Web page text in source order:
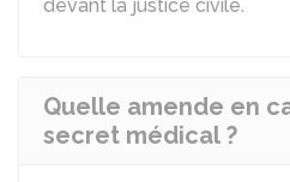
devant la justice civile.
Quelle amende en
secret médical ?